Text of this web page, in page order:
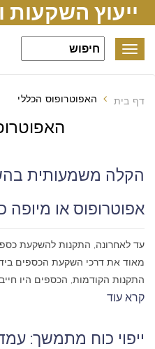
ייעוץ השקעות
Toggle
דף בית האפוטרופוס הכללי
הקלה משמעותית
אפוטרופוס או מיופה
עד לאחרונה, התקנות להשקעת כספי
מאוד את דרכי השקעת הכספים
התקנות הקודמות, הכספים היו
קרא עוד
ייפוי כוח מתמשך: